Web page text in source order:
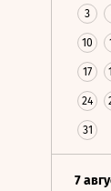
3
10
17
24
31
7